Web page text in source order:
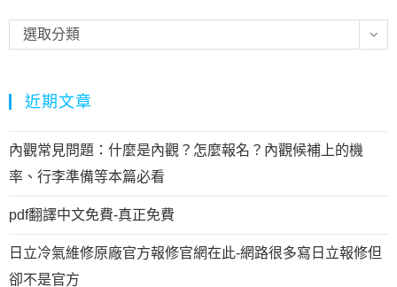
選取分類
近期文章
內觀常見問題：什麼是內觀？怎麼報名？內觀候補上的機
率、行李準備等本篇必看
pdf翻譯中文免費-真正免費
日立冷氣維修原廠官方報修官網在此-網路很多寫日立報修但
卻不是官方